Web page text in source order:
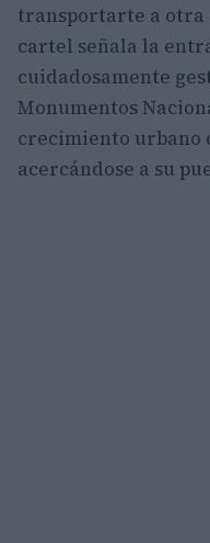
transportarte a otra
cartel señala la
cuidadosamente
Monumentos
crecimiento urbano
acercándose a su